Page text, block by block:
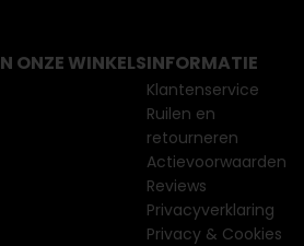
ONZE WINKELSINFORMATIE
Klantenservice
Ruilen en
retourneren
Actievoorwaarden
Reviews
Privacyverklaring
Privacy & Cookies